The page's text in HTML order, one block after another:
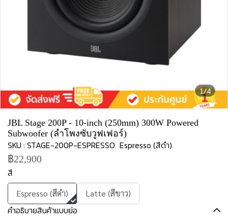
1/4
JBL Stage 200P - 10-inch (250mm) 300W Powered
Subwoofer (ลำโพงซับวูฟเฟอร์)
SKU : STAGE-200P-ESPRESSO Espresso (สีดำ)
฿22,900
สี
Espresso (สีดำ) Latte (สีขาว)
คำอธิบายสินค้าแบบย่อ